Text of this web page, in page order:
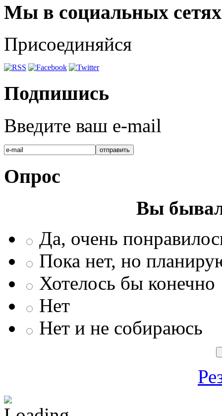
Мы в социальных сетях
Присоединяйся
Подпишись
Введите ваш e-mail
Опрос
Вы
Да, очень
Пока нет, но
Хотелось бы конечно
Нет
Нет и не собираюсь